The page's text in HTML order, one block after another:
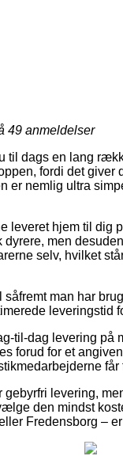
49 anmeldelser
til dags en lang
fordi det giver
er nemlig ultra
leveret hjem til dig
dyrere, men
selv, hvilket
man har
leveringstid
til-dag levering på
forud for et
får
levering,
den mindst
Fredensborg –